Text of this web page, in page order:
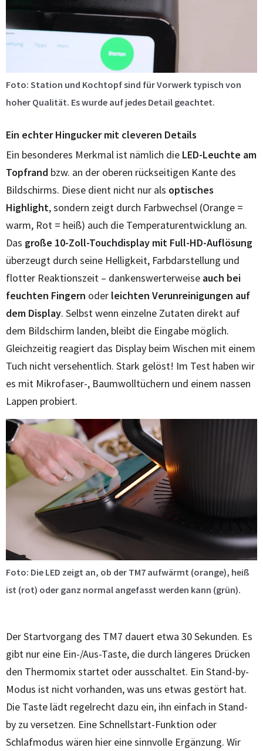
Foto: Station und Kochtopf sind für Vorwerk typisch von
hoher Qualität. Es wurde auf jedes Detail geachtet.
Ein echter Hingucker mit cleveren Details
Ein besonderes Merkmal ist nämlich die LED-Leuchte am
Topfrand bzw. an der oberen rückseitigen Kante des
Bildschirms. Diese dient nicht nur als optisches
Highlight, sondern zeigt durch Farbwechsel (Orange =
warm, Rot = heiß) auch die Temperaturentwicklung an.
Das große 10-Zoll-Touchdisplay mit Full-HD-Auflösung
überzeugt durch seine Helligkeit, Farbdarstellung und
flotter Reaktionszeit – dankenswerterweise auch bei
feuchten Fingern oder leichten Verunreinigungen auf
dem Display. Selbst wenn einzelne Zutaten direkt auf
dem Bildschirm landen, bleibt die Eingabe möglich.
Gleichzeitig reagiert das Display beim Wischen mit einem
Tuch nicht versehentlich. Stark gelöst! Im Test haben wir
es mit Mikrofaser-, Baumwolltüchern und einem nassen
Lappen probiert.
Foto: Die LED zeigt an, ob der TM7 aufwärmt (orange), heiß
ist (rot) oder ganz normal angefasst werden kann (grün).
Der Startvorgang des TM7 dauert etwa 30 Sekunden. Es
gibt nur eine Ein-/Aus-Taste, die durch längeres Drücken
den Thermomix startet oder ausschaltet. Ein Stand-by-
Modus ist nicht vorhanden, was uns etwas gestört hat.
Die Taste lädt regelrecht dazu ein, ihn einfach in Stand-
by zu versetzen. Eine Schnellstart-Funktion oder
Schlafmodus wären hier eine sinnvolle Ergänzung. Wir